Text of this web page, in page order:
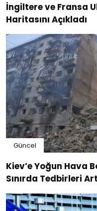
İngiltere ve Fransa
Haritasını Açıkladı
Güncel
Kiev’e Yoğun Hava
Sınırda Tedbirleri